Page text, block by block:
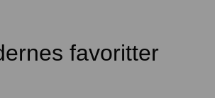
favoritter